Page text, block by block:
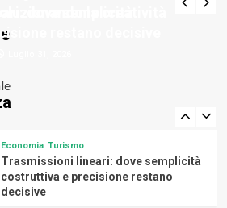
dove semplicità
restano decisive
la creatività
scelta per massetti, calcestruzzo,
Come alleviare i dolori da cervicale:
Economia Turismo
Trasmissioni lineari: dove semplicità
costruttiva e precisione restano
decisive